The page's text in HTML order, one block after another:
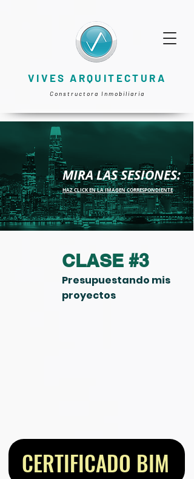
VIVES ARQUITECTURA
Constructora Inmobiliaria
MIRA LAS SESIONES:
HAZ CLICK EN LA IMAGEN CORRESPONDIENTE
CLASE #3
Presupuestando mis
proyectos
CERTIFICADO BIM